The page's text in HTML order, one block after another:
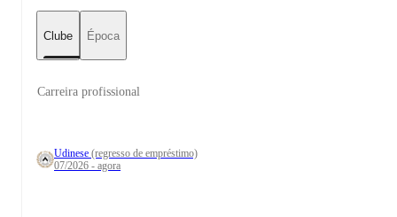
Clube Época
Carreira profissional
Udinese (regresso de empréstimo)
07/2026 - agora